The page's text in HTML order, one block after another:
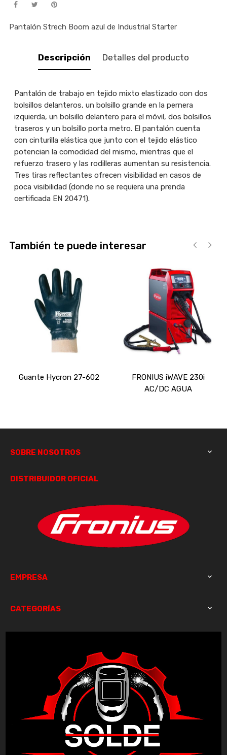
Pantalón Strech Boom azul de Industrial Starter
Descripción Detalles del producto
Pantalón de trabajo en tejido mixto elastizado con dos
bolsillos delanteros, un bolsillo grande en la pernera
izquierda, un bolsillo delantero para el móvil, dos bolsillos
traseros y un bolsillo porta metro. El pantalón cuenta
con cinturilla elástica que junto con el tejido elástico
potencian la comodidad del mismo, mientras que el
refuerzo trasero y las rodilleras aumentan su resistencia.
Tres tiras reflectantes ofrecen visibilidad en casos de
poca visibilidad (donde no se requiera una prenda
certificada EN 20471).
También te puede interesar
Guante Hycron 27-602
FRONIUS iWAVE 230i
AC/DC AGUA
SOBRE NOSOTROS 
DISTRIBUIDOR OFICIAL
EMPRESA 
CATEGORÍAS 